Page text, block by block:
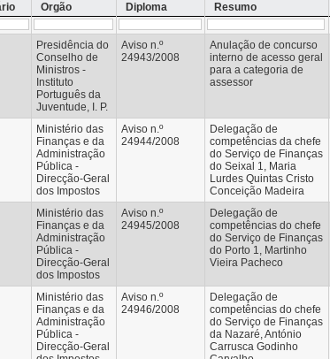
Orgão Diploma Resumo
Presidência do
Conselho de
Ministros -
Instituto
Português da
Juventude, I. P.
Aviso n.º
24943/2008
Anulação de concurso
interno de acesso geral
para a categoria de
assessor
Ministério das
Finanças e da
Administração
Pública -
Direcção-Geral
dos Impostos
Aviso n.º
24944/2008
Delegação de
competências da chefe
do Serviço de Finanças
do Seixal 1, Maria
Lurdes Quintas Cristo
Conceição Madeira
Ministério das
Finanças e da
Administração
Pública -
Direcção-Geral
dos Impostos
Aviso n.º
24945/2008
Delegação de
competências do chefe
do Serviço de Finanças
do Porto 1, Martinho
Vieira Pacheco
Ministério das
Finanças e da
Administração
Pública -
Direcção-Geral
Aviso n.º
24946/2008
Delegação de
competências do chefe
do Serviço de Finanças
da Nazaré, António
Carrusca Godinho